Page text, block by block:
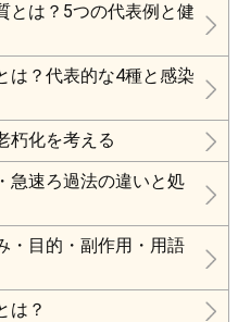
とは？5つの代表例と健
は？代表的な4種と感染
朽化を考える
急速ろ過法の違いと処
・目的・副作用・用語
は？